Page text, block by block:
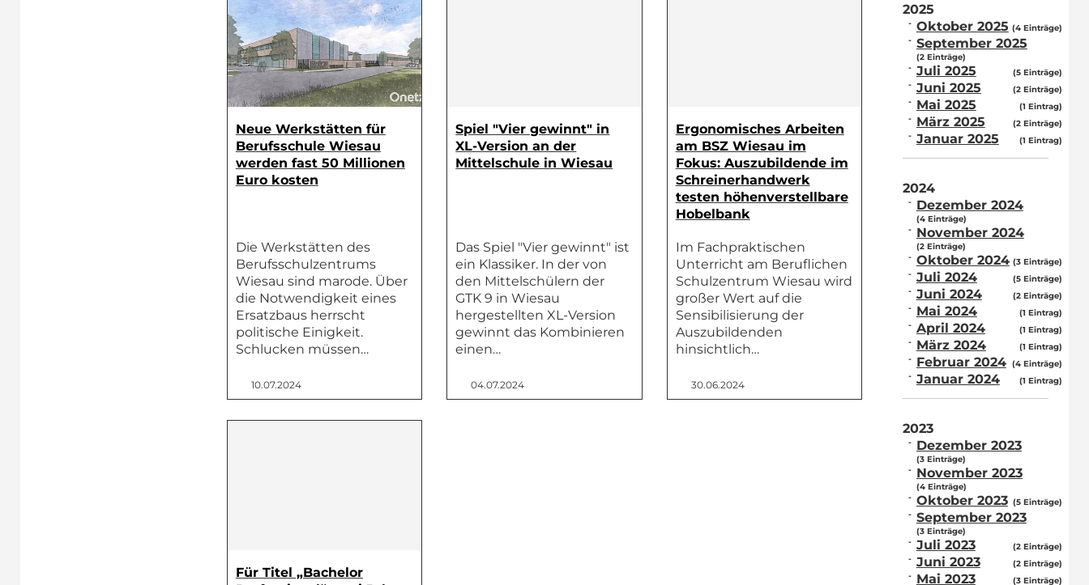
Neue Werkstätten für
Berufsschule Wiesau
werden fast 50 Millionen
Euro kosten
Die Werkstätten des
Berufsschulzentrums
Wiesau sind marode. Über
die Notwendigkeit eines
Ersatzbaus herrscht
politische Einigkeit.
Schlucken müssen…
10.07.2024
Spiel "Vier gewinnt" in
XL-Version an der
Mittelschule in Wiesau
Das Spiel "Vier gewinnt" ist
ein Klassiker. In der von
den Mittelschülern der
GTK 9 in Wiesau
hergestellten XL-Version
gewinnt das Kombinieren
einen…
04.07.2024
Ergonomisches Arbeiten
am BSZ Wiesau im
Fokus: Auszubildende im
Schreinerhandwerk
testen höhenverstellbare
Hobelbank
Im Fachpraktischen
Unterricht am Beruflichen
Schulzentrum Wiesau wird
großer Wert auf die
Sensibilisierung der
Auszubildenden
hinsichtlich…
30.06.2024
Für Titel „Bachelor
2025
Oktober 2025 (4 Einträge)
September 2025
(2 Einträge)
Juli 2025 (5 Einträge)
Juni 2025 (2 Einträge)
Mai 2025 (1 Eintrag)
März 2025 (2 Einträge)
Januar 2025 (1 Eintrag)
2024
Dezember 2024
(4 Einträge)
November 2024
(2 Einträge)
Oktober 2024 (3 Einträge)
Juli 2024 (5 Einträge)
Juni 2024 (2 Einträge)
Mai 2024 (1 Eintrag)
April 2024 (1 Eintrag)
März 2024 (1 Eintrag)
Februar 2024 (4 Einträge)
Januar 2024 (1 Eintrag)
2023
Dezember 2023
(3 Einträge)
November 2023
(4 Einträge)
Oktober 2023 (5 Einträge)
September 2023
(3 Einträge)
Juli 2023 (2 Einträge)
Juni 2023 (2 Einträge)
Mai 2023 (3 Einträge)